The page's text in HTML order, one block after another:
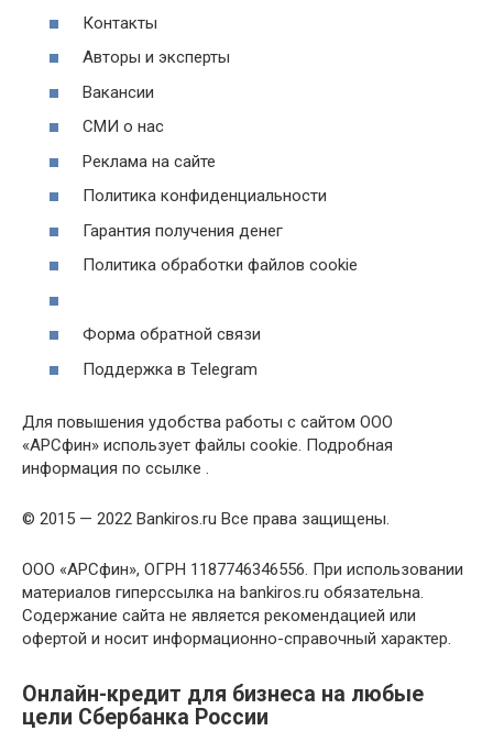
Контакты
Авторы и эксперты
Вакансии
СМИ о нас
Реклама на сайте
Политика конфиденциальности
Гарантия получения денег
Политика обработки файлов cookie
Форма обратной связи
Поддержка в Telegram
Для повышения удобства работы с сайтом ООО
«АРСфин» использует файлы cookie. Подробная
информация по ссылке .
© 2015 — 2022 Bankiros.ru Все права защищены.
ООО «АРСфин», ОГРН 1187746346556. При использовании
материалов гиперссылка на bankiros.ru обязательна.
Содержание сайта не является рекомендацией или
офертой и носит информационно-справочный характер.
Онлайн-кредит для бизнеса на любые
цели Сбербанка России